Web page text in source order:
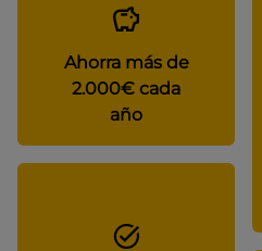
Ahorra más de
2.000€ cada
año